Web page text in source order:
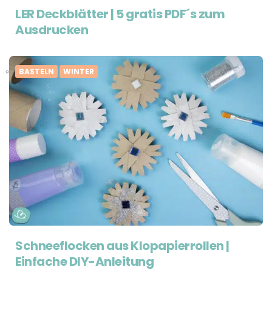
LER Deckblätter | 5 gratis PDF´s zum
Ausdrucken
BASTELN WINTER
Schneeflocken aus Klopapierrollen |
Einfache DIY-Anleitung